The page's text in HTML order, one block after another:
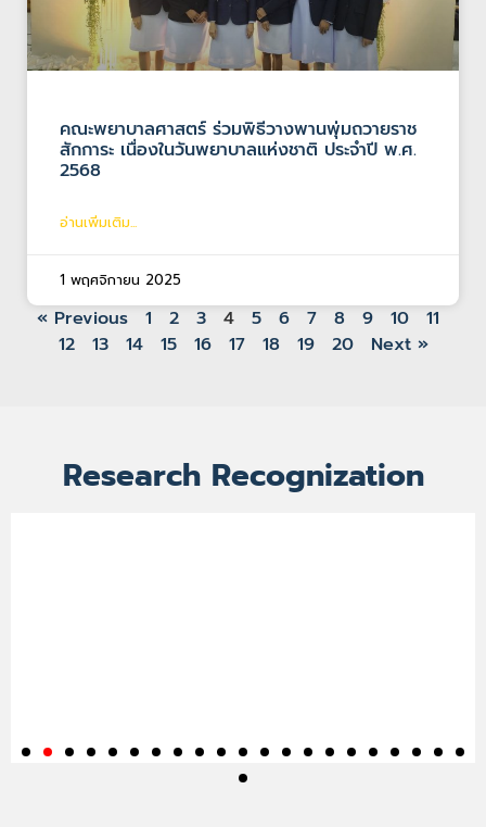
คณะพยาบาลศาสตร์ ร่วมพิธีวางพานพุ่มถวายราช
สักการะ เนื่องในวันพยาบาลแห่งชาติ ประจำปี พ.ศ.
2568
อ่านเพิ่มเติม...
1 พฤศจิกายน 2025
« Previous 1 2 3 4 5 6 7 8 9 10
11
12
13 14 15 16 17 18 19 20 Next »
Research Recognization